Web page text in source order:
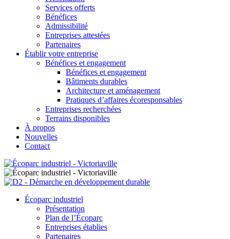
Services offerts
Bénéfices
Admissibilité
Entreprises attestées
Partenaires
Établir votre entreprise
Bénéfices et engagement
Bénéfices et engagement
Bâtiments durables
Architecture et aménagement
Pratiques d’affaires écoresponsables
Entreprises recherchées
Terrains disponibles
À propos
Nouvelles
Contact
Écoparc industriel
Présentation
Plan de l’Écoparc
Entreprises établies
Partenaires